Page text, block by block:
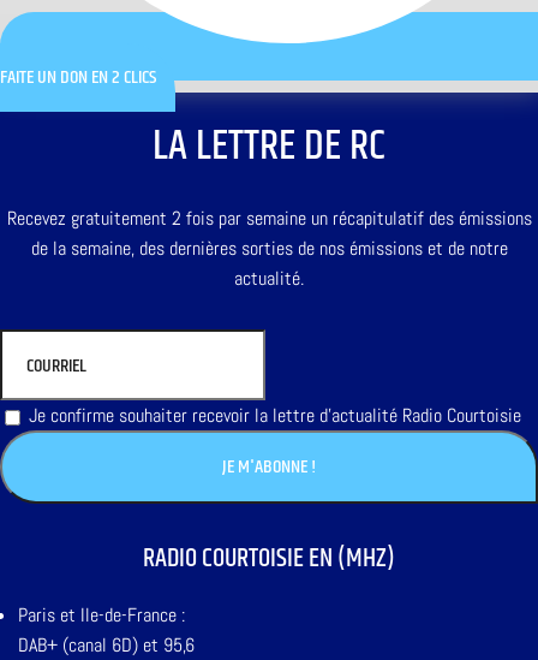
FAITE UN DON EN 2 CLICS
LA LETTRE DE RC
Recevez gratuitement 2 fois par semaine un récapitulatif des émissions
de la semaine, des dernières sorties de nos émissions et de notre
actualité.
Je confirme souhaiter recevoir la lettre d'actualité Radio Courtoisie
RADIO COURTOISIE EN (MHZ)
Paris et Ile-de-France :
DAB+ (canal 6D) et 95,6